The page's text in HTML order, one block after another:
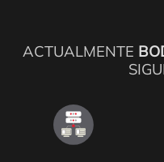
ACTUALMENTE